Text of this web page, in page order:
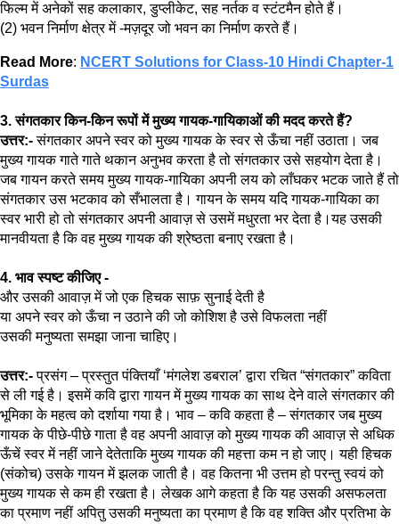
फिल्म में अनेकों सह कलाकार, डुप्लीकेट, सह नर्तक व स्टंटमैन होते हैं।
(2) भवन निर्माण क्षेत्र में -मज़दूर जो भवन का निर्माण करते हैं।
Read More: NCERT Solutions for Class-10 Hindi Chapter-1
Surdas
3. संगतकार किन-किन रूपों में मुख्य गायक-गायिकाओं की मदद करते हैं?
उत्तर:-संगतकार अपने स्वर को मुख्य गायक के स्वर से ऊँचा नहीं उठाता। जब
मुख्य गायक गाते गाते थकान अनुभव करता है तो संगतकार उसे सहयोग देता है।
जब गायन करते समय मुख्य गायक-गायिका अपनी लय को लाँघकर भटक जाते हैं तो
संगतकार उस भटकाव को सँभालता है। गायन के समय यदि गायक-गायिका का
स्वर भारी हो तो संगतकार अपनी आवाज़ से उसमें मधुरता भर देता है।यह उसकी
मानवीयता है कि वह मुख्य गायक की श्रेष्ठता बनाए रखता है।
4. भाव स्पष्ट कीजिए -
और उसकी आवाज़ में जो एक हिचक साफ़ सुनाई देती है
या अपने स्वर को ऊँचा न उठाने की जो कोशिश है उसे विफलता नहीं
उसकी मनुष्यता समझा जाना चाहिए।
उत्तर:-प्रसंग – प्रस्तुत पंक्तियाँ ‘मंगलेश डबराल’ द्वारा रचित “संगतकार” कविता
से ली गई है। इसमें कवि द्वारा गायन में मुख्य गायक का साथ देने वाले संगतकार की
भूमिका के महत्व को दर्शाया गया है। भाव – कवि कहता है – संगतकार जब मुख्य
गायक के पीछे-पीछे गाता है वह अपनी आवाज़ को मुख्य गायक की आवाज़ से अधिक
ऊँचें स्वर में नहीं जाने देतेताकि मुख्य गायक की महत्ता कम न हो जाए। यही हिचक
(संकोच) उसके गायन में झलक जाती है। वह कितना भी उत्तम हो परन्तु स्वयं को
मुख्य गायक से कम ही रखता है। लेखक आगे कहता है कि यह उसकी असफलता
का प्रमाण नहीं अपितु उसकी मनुष्यता का प्रमाण है कि वह शक्ति और प्रतिभा के